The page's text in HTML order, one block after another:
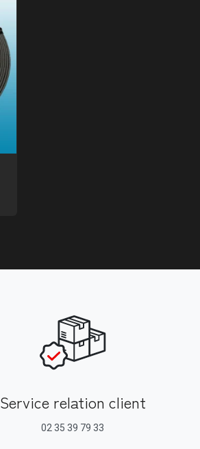
Service relation client
02 35 39 79 33